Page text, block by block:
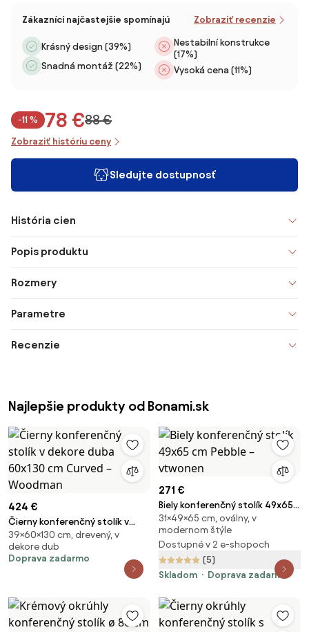
Zákazníci najčastejšie spomínajú Zobraziť recenzie
Krásný design (39%)
Snadná montáž (22%)
Nestabilní konstrukce
(17%)
Vysoká cena (11%)
-11 % 78 €88 €
Zobraziť históriu ceny
Sledujte dostupnosť
História cien
Popis produktu
Rozmery
Parametre
Recenzie
Najlepšie produkty od Bonami.sk
424 €
Čierny konferenčný stolík v
dekore duba 60x130 cm Curved
– Woodman
39×60×130 cm, drevený, v
dekore dub
Doprava zadarmo
271 €
Biely konferenčný stolík 49x65
cm Pebble – vtwonen
31×49×65 cm, oválny, v
modernom štýle
Dostupné v 2 e-shopoch
(5)
Skladom
Doprava zadarmo